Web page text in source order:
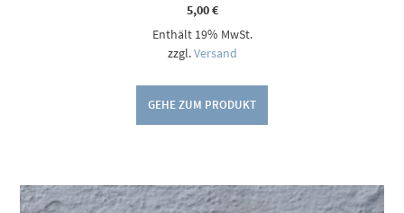
5,00€
Enthält 19% MwSt.
zzgl.Versand
GEHE ZUM PRODUKT